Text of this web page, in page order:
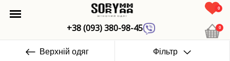
+38 (093) 380-98-45
0
0
Верхній одяг Фільтр